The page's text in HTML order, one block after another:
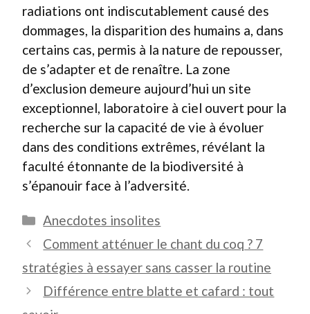
radiations ont indiscutablement causé des
dommages, la disparition des humains a, dans
certains cas, permis à la nature de repousser,
de s’adapter et de renaître. La zone
d’exclusion demeure aujourd’hui un site
exceptionnel, laboratoire à ciel ouvert pour la
recherche sur la capacité de vie à évoluer
dans des conditions extrêmes, révélant la
faculté étonnante de la biodiversité à
s’épanouir face à l’adversité.
Catégories
Anecdotes insolites
Comment atténuer le chant du coq ? 7
stratégies à essayer sans casser la routine
Différence entre blatte et cafard : tout